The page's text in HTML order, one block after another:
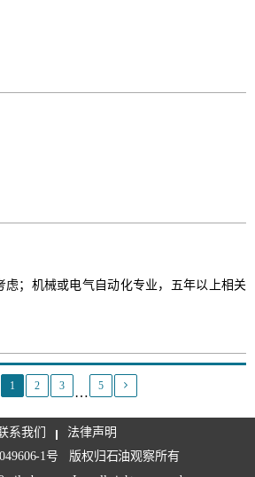
虑；机械或电气自动化专业，五年以上相关
1 2 3 … 5
系我们
法律声明
1号 版权归石油观察所有